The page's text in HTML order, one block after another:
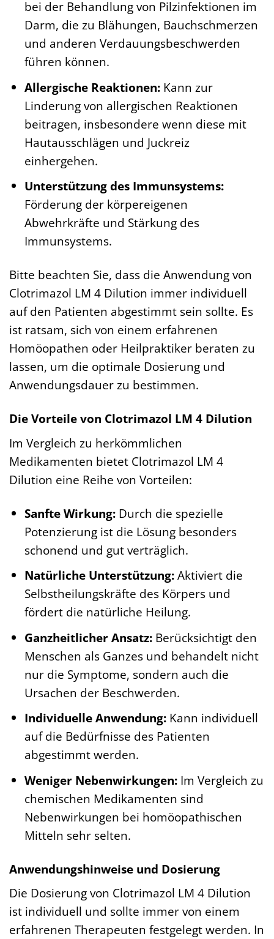
bei der Behandlung von Pilzinfektionen im
Darm, die zu Blähungen, Bauchschmerzen
und anderen Verdauungsbeschwerden
führen können.
Allergische Reaktionen:Kann zur
Linderung von allergischen Reaktionen
beitragen, insbesondere wenn diese mit
Hautausschlägen und Juckreiz
einhergehen.
Unterstützung des Immunsystems:
Förderung der körpereigenen
Abwehrkräfte und Stärkung des
Immunsystems.
Bitte beachten Sie, dass die Anwendung von
Clotrimazol LM 4 Dilution immer individuell
auf den Patienten abgestimmt sein sollte. Es
ist ratsam, sich von einem erfahrenen
Homöopathen oder Heilpraktiker beraten zu
lassen, um die optimale Dosierung und
Anwendungsdauer zu bestimmen.
Die Vorteile von Clotrimazol LM 4 Dilution
Im Vergleich zu herkömmlichen
Medikamenten bietet Clotrimazol LM 4
Dilution eine Reihe von Vorteilen:
Sanfte Wirkung:Durch die spezielle
Potenzierung ist die Lösung besonders
schonend und gut verträglich.
Natürliche Unterstützung:Aktiviert die
Selbstheilungskräfte des Körpers und
fördert die natürliche Heilung.
Ganzheitlicher Ansatz:Berücksichtigt den
Menschen als Ganzes und behandelt nicht
nur die Symptome, sondern auch die
Ursachen der Beschwerden.
Individuelle Anwendung:Kann individuell
auf die Bedürfnisse des Patienten
abgestimmt werden.
Weniger Nebenwirkungen:Im Vergleich zu
chemischen Medikamenten sind
Nebenwirkungen bei homöopathischen
Mitteln sehr selten.
Anwendungshinweise und Dosierung
Die Dosierung von Clotrimazol LM 4 Dilution
ist individuell und sollte immer von einem
erfahrenen Therapeuten festgelegt werden. In